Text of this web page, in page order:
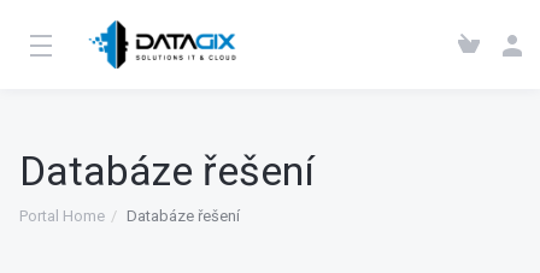
Databáze řešení
Portal Home Databáze řešení